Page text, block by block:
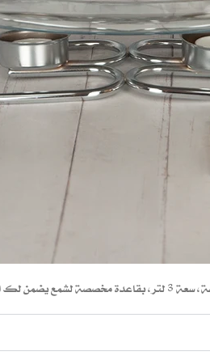
الحفاظ على